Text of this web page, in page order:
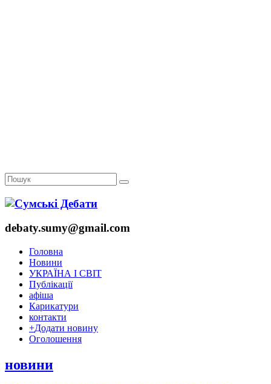
debaty.sumy@gmail.com
Головна
Новини
УКРАЇНА І СВІТ
Публікації
афіша
Карикатури
контакти
+Додати новину
Оголошення
новини